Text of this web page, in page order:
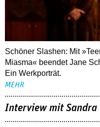
Schöner Slashen: Mit
Miasma« beendet Jane
Ein Werkporträt.
MEHR
Interview mit Sandra